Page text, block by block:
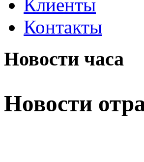
Клиенты
Контакты
Новости часа
Новости